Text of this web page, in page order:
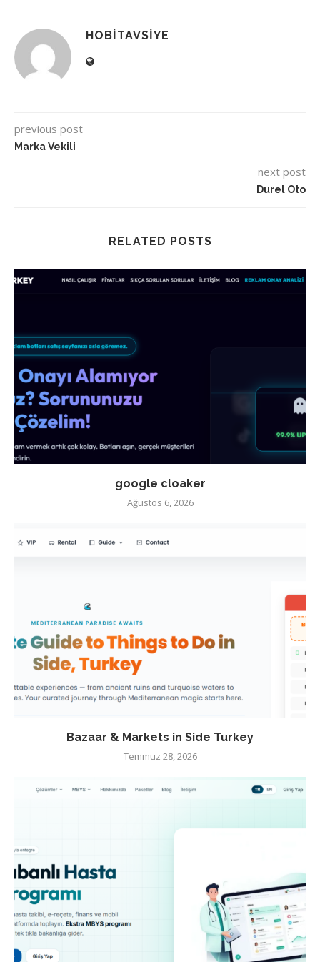
HOBITAVSIYE
previous post
Marka Vekili
next post
Durel Oto
RELATED POSTS
google cloaker
Ağustos 6, 2026
Bazaar & Markets in Side Turkey
Temmuz 28, 2026